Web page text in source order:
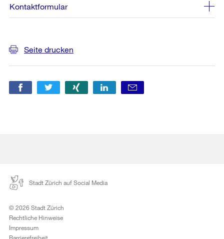
Kontaktformular
Informationen
Seite drucken
Stadt Zürich auf Social Media
© 2026 Stadt Zürich
Rechtliche Hinweise
Impressum